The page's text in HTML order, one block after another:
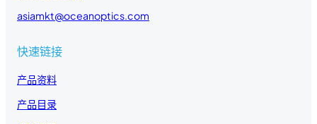
asiamkt@oceanoptics.com
快速链接
产品资料
产品目录